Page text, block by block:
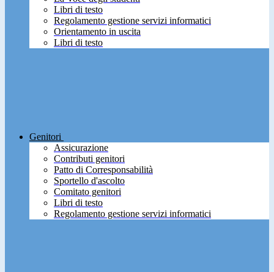
Libri di testo
Regolamento gestione servizi informatici
Orientamento in uscita
Libri di testo
Genitori
Assicurazione
Contributi genitori
Patto di Corresponsabilità
Sportello d'ascolto
Comitato genitori
Libri di testo
Regolamento gestione servizi informatici